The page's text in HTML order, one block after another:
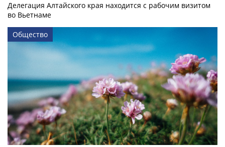
Делегация Алтайского края находится с рабочим визитом
во Вьетнаме
Общество